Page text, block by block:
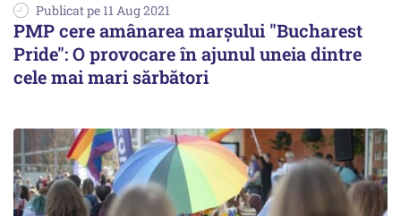
Publicat pe 11 Aug 2021
PMP cere amânarea marșului "Bucharest
Pride": O provocare în ajunul uneia dintre
cele mai mari sărbători